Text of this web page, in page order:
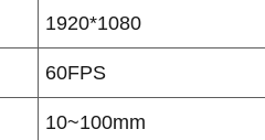
1920*1080
60FPS
10~100mm